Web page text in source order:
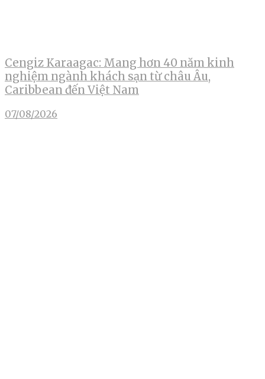
Cengiz Karaagac: Mang hơn 40 năm kinh
nghiệm ngành khách sạn từ châu Âu,
Caribbean đến Việt Nam
07/08/2026